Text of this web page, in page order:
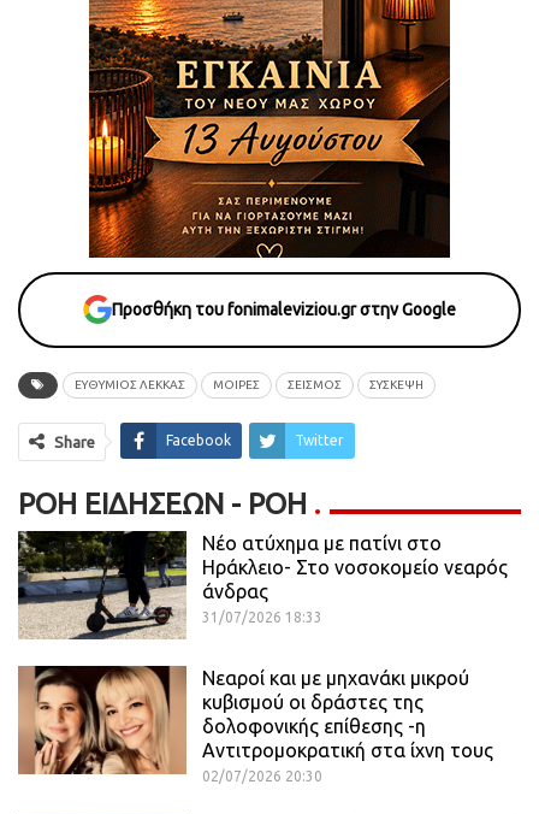
Προσθήκη του fonimaleviziou.gr στην Google
ΕΥΘΥΜΙΟΣ ΛΕΚΚΑΣ ΜΟΙΡΕΣ ΣΕΙΣΜΟΣ ΣΥΣΚΕΨΗ
Share Facebook Twitter
ΡΟΉ ΕΙΔΉΣΕΩΝ - ΡΟΗ
Νέο ατύχημα με πατίνι στο
Ηράκλειο- Στο νοσοκομείο νεαρός
άνδρας
31/07/2026 18:33
Νεαροί και με μηχανάκι μικρού
κυβισμού οι δράστες της
δολοφονικής επίθεσης -η
Αντιτρομοκρατική στα ίχνη τους
02/07/2026 20:30